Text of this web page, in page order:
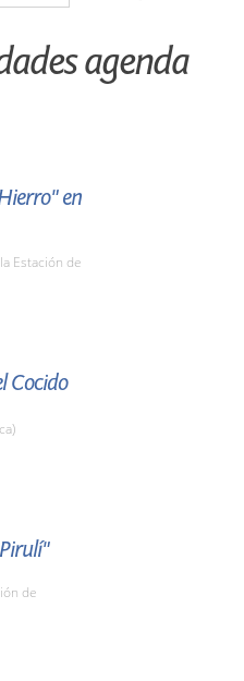
agenda
en
Estación de
Cocido
de